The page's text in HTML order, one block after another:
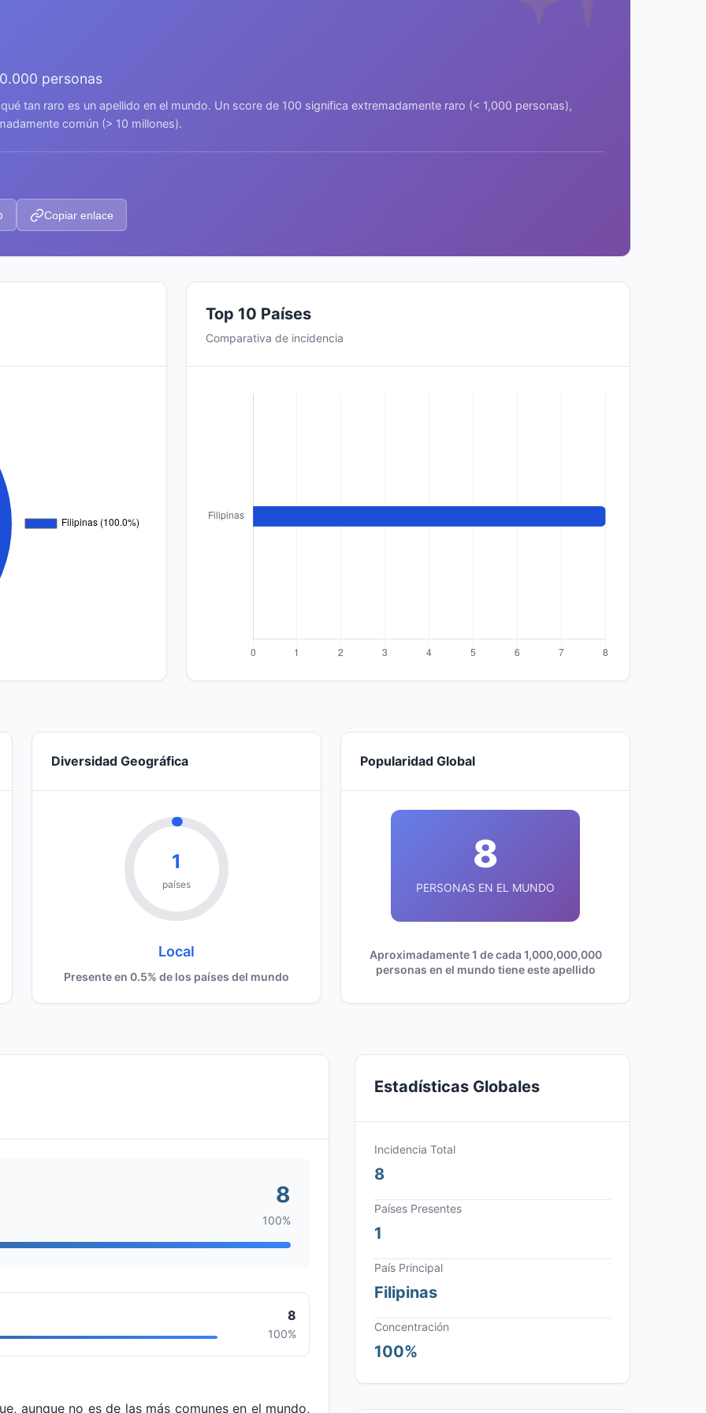
personas
tan raro es un apellido en el mundo. Un score de 100 significa extremadamente raro (< 1,000 personas),
común (> 10 millones).
Copiar enlace
Top 10 Países
Comparativa de incidencia
Diversidad Geográfica
1
países
Local
Presente en 0.5% de los países del mundo
Popularidad Global
8
PERSONAS EN EL MUNDO
Aproximadamente 1 de cada 1,000,000,000
personas en el mundo tiene este apellido
8
100%
8
100%
aunque no es de las más comunes en el mundo,
Estadísticas Globales
Incidencia Total
8
Países Presentes
1
País Principal
Filipinas
Concentración
100%